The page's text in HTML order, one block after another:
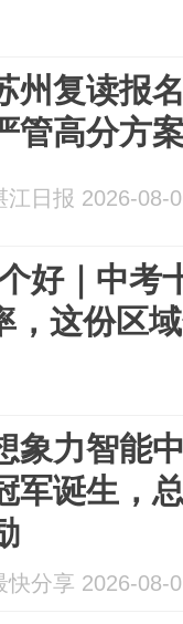
州复读报
管高分方
江日报 2026-08-
好｜中考
，这份区
象力智能
军诞生，
快分享 2026-08-